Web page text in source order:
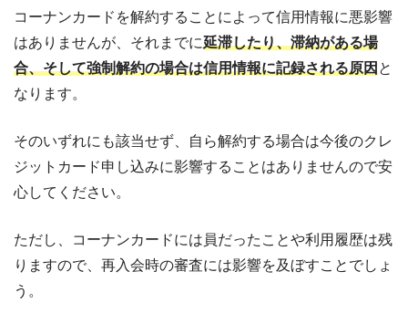
コーナンカードを解約することによって信用情報に悪影響
はありませんが、それまでに延滞したり、滞納がある場
合、そして強制解約の場合は信用情報に記録される原因と
なります。
そのいずれにも該当せず、自ら解約する場合は今後のクレ
ジットカード申し込みに影響することはありませんので安
心してください。
ただし、コーナンカードには員だったことや利用履歴は残
りますので、再入会時の審査には影響を及ぼすことでしょ
う。